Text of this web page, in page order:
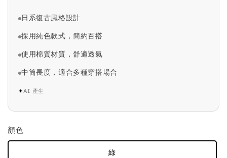
日系復古風格設計
採用純色款式，簡約百搭
使用棉質材質，舒適透氣
中筒長度，適合多種穿搭場合
✦AI 產生
顏色
綠